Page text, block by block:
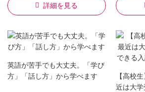
詳細を見る
英語が苦手でも大丈夫。「学び
方」「話し方」から学べます
【高校
近は大